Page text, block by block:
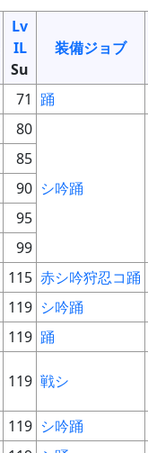
Lv
IL
Su
装備ジョブ
71 踊
80
シ吟踊
85
90
95
99
115 赤シ吟狩忍コ踊
119 シ吟踊
119 踊
119 戦シ
119 シ吟踊